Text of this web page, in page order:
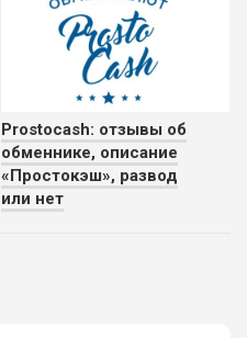
Prostocash: отзывы об
обменнике, описание
«Простокэш», развод
или нет